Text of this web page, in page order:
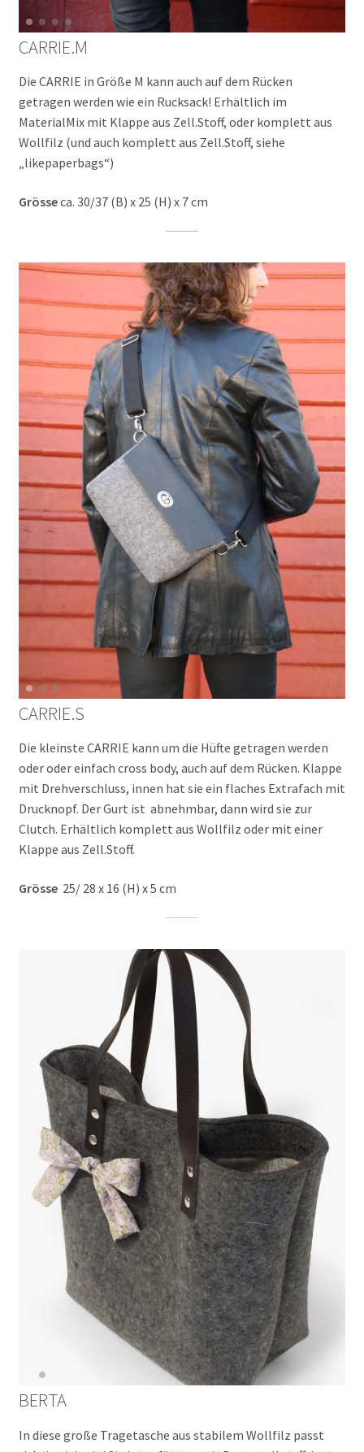
CARRIE.M
Die CARRIE in Größe M kann auch auf dem Rücken
getragen werden wie ein Rucksack! Erhältlich im
MaterialMix mit Klappe aus Zell.Stoff, oder komplett aus
Wollfilz (und auch komplett aus Zell.Stoff, siehe
„likepaperbags“)
Grösseca. 30/37 (B) x 25 (H) x 7 cm
CARRIE.S
Die kleinste CARRIE kann um die Hüfte getragen werden
oder oder einfach cross body, auch auf dem Rücken. Klappe
mit Drehverschluss, innen hat sie ein flaches Extrafach mit
Drucknopf. Der Gurt ist abnehmbar, dann wird sie zur
Clutch. Erhältlich komplett aus Wollfilz oder mit einer
Klappe aus Zell.Stoff.
Grösse25/ 28 x 16 (H) x 5 cm
BERTA
In diese große Tragetasche aus stabilem Wollfilz passt